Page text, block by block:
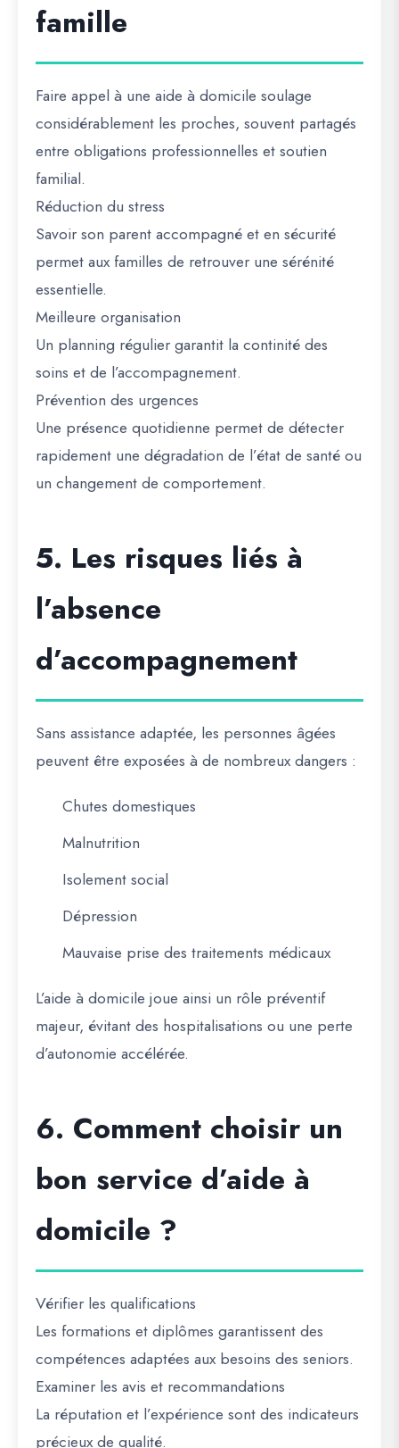
famille
Faire appel à une aide à domicile soulage
considérablement les proches, souvent partagés
entre obligations professionnelles et soutien
familial.
Réduction du stress
Savoir son parent accompagné et en sécurité
permet aux familles de retrouver une sérénité
essentielle.
Meilleure organisation
Un planning régulier garantit la continité des
soins et de l’accompagnement.
Prévention des urgences
Une présence quotidienne permet de détecter
rapidement une dégradation de l’état de santé ou
un changement de comportement.
5. Les risques liés à
l’absence
d’accompagnement
Sans assistance adaptée, les personnes âgées
peuvent être exposées à de nombreux dangers :
Chutes domestiques
Malnutrition
Isolement social
Dépression
Mauvaise prise des traitements médicaux
L’aide à domicile joue ainsi un rôle préventif
majeur, évitant des hospitalisations ou une perte
d’autonomie accélérée.
6. Comment choisir un
bon service d’aide à
domicile ?
Vérifier les qualifications
Les formations et diplômes garantissent des
compétences adaptées aux besoins des seniors.
Examiner les avis et recommandations
La réputation et l’expérience sont des indicateurs
précieux de qualité.